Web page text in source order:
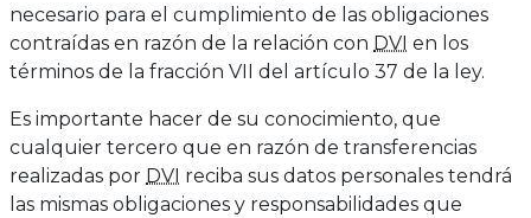
necesario para el cumplimiento de las obligaciones
contraídas en razón de la relación con DVI en los
términos de la fracción VII del artículo 37 de la ley.
Es importante hacer de su conocimiento, que
cualquier tercero que en razón de transferencias
realizadas por DVI reciba sus datos personales tendrá
las mismas obligaciones y responsabilidades que